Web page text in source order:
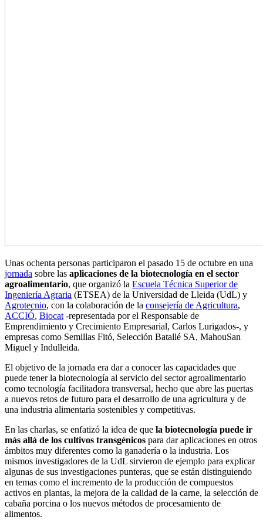
Unas ochenta personas participaron el pasado 15 de octubre en una
jornada sobre las aplicaciones de la biotecnología en el sector
agroalimentario, que organizó la Escuela Técnica Superior de
Ingeniería Agraria (ETSEA) de la Universidad de Lleida (UdL) y
Agrotecnio, con la colaboración de la consejería de Agricultura,
ACCIÓ, Biocat-representada por el Responsable de
Emprendimiento y Crecimiento Empresarial, Carlos Lurigados-, y
empresas como Semillas Fitó, Selección Batallé SA, MahouSan
Miguel y Indulleida.
El objetivo de la jornada era dar a conocer las capacidades que
puede tener la biotecnología al servicio del sector agroalimentario
como tecnología facilitadora transversal, hecho que abre las puertas
a nuevos retos de futuro para el desarrollo de una agricultura y de
una industria alimentaria sostenibles y competitivas.
En las charlas, se enfatizó la idea de que la biotecnología puede ir
más allá de los cultivos transgénicos para dar aplicaciones en otros
ámbitos muy diferentes como la ganadería o la industria. Los
mismos investigadores de la UdL sirvieron de ejemplo para explicar
algunas de sus investigaciones punteras, que se están distinguiendo
en temas como el incremento de la producción de compuestos
activos en plantas, la mejora de la calidad de la carne, la selección de
cabaña porcina o los nuevos métodos de procesamiento de
alimentos.